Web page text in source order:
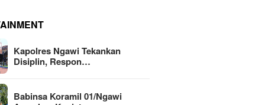
Kapolres Ngawi Tekankan
Disiplin, Respon…
Babinsa Koramil 01/Ngawi